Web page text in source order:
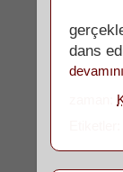
dans